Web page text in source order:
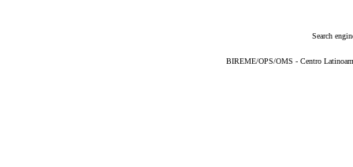
Search
BIREME/OPS/OMS - Centro